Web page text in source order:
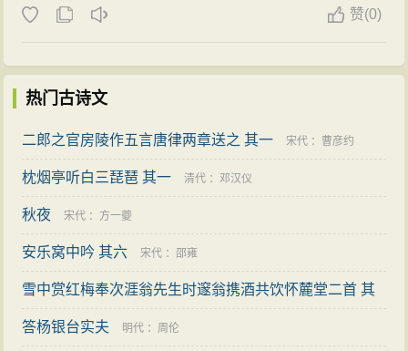
臧为中国词学创立了校勘学，那么，先生就是词学谱牒
词法领域，他“对于唐宋词之声律，剖析入微，前无古
人”，47他的词例归纳，将为后来者打开无数法门。先生
在词学考订上的独特建树，对于中国词学建设所起的作
体现到作家作品研究中去，不仅使先生的论述具有超越
时流的优势，又为反思、探索阶段对于思维模式及研究
方法的思考提供借鉴，先生的独特建树是具有一定超时
他在日记中记下了自己的欣喜之情：“在师校图书馆理旧
二三十本归，在严州得此，如获一宝藏矣。夜翻《隋
书》、《宋史》、‘三通’，作《白石词考证》，得数事，
甚得意。十一时寝。”晚年他回忆起这段往事，仍然记忆
了大量的有关唐宋词人行迹的笔记小说，披沙拣金，往
往见宝。”
夏承焘没有上过大学，但他后来却走上了大学的讲
赞(0)
热门古诗文
二郎之官房陵作五言唐律两章送之 其一 宋代 ： 曹彦约
枕烟亭听白三琵琶 其一 清代 ：邓汉仪
秋夜 宋代 ： 方一夔
安乐窝中吟 其六 宋代 ：邵雍
雪中赏红梅奉次涯翁先生时邃翁携酒共饮怀麓堂二首 其
二 明代：邵宝
答杨银台实夫 明代 ： 周伦